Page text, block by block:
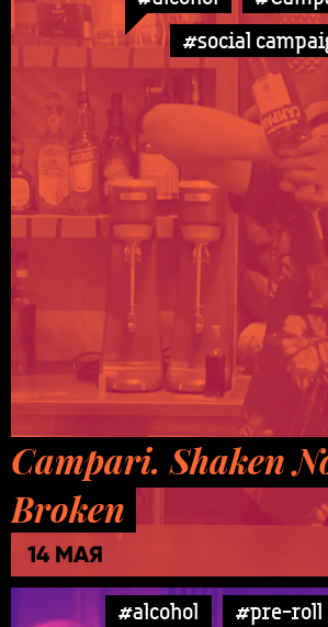
#social
Campari. Shaken
Broken
14 МАЯ
#alcohol #pre-roll